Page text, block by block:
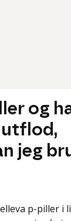
og
jeg
p-piller i